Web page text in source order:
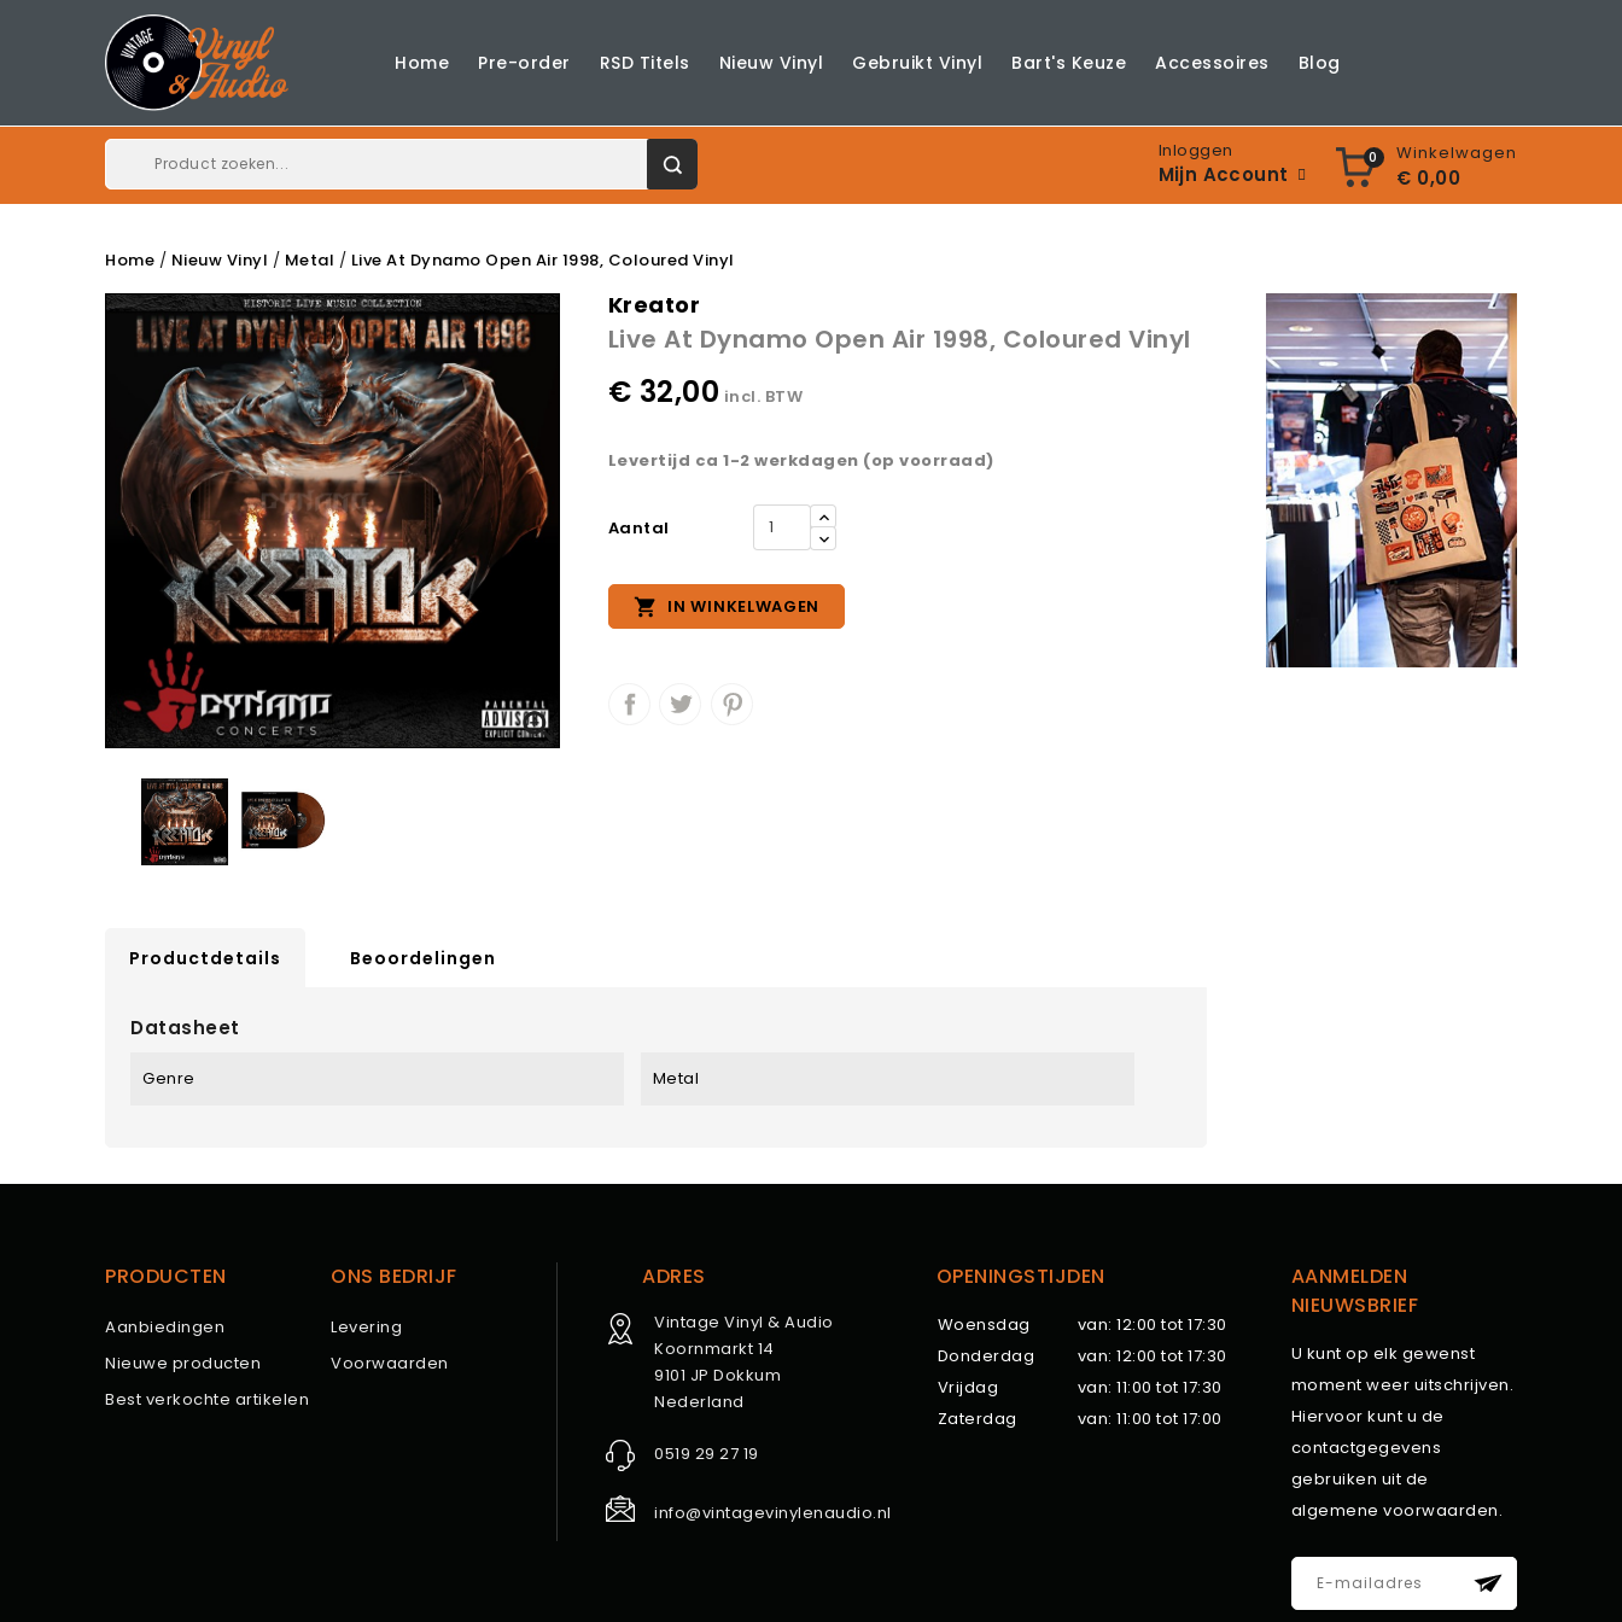
Home Pre-order RSD Titels Nieuw Vinyl Gebruikt Vinyl Bart's Keuze Accessoires Blog
0 Winkelwagen
€ 0,00
Inloggen
Mijn Account
Home Nieuw Vinyl Metal Live At Dynamo Open Air 1998, Coloured Vinyl

Kreator
Live At Dynamo Open Air 1998, Coloured Vinyl
€ 32,00 incl. BTW
Levertijd ca 1-2 werkdagen (op voorraad)
Aantal
 IN WINKELWAGEN
Productdetails Beoordelingen
Datasheet
Genre Metal
PRODUCTEN
Aanbiedingen
Nieuwe producten
Best verkochte artikelen
ONS BEDRIJF
Levering
Voorwaarden
ADRES
Vintage Vinyl & Audio
Koornmarkt 14
9101 JP Dokkum
Nederland
0519 29 27 19
info@vintagevinylenaudio.nl
OPENINGSTIJDEN
Woensdag
van: 12:00 tot 17:30
Donderdag
van: 12:00 tot 17:30
Vrijdag
van: 11:00 tot 17:30
Zaterdag
van: 11:00 tot 17:00
AANMELDEN
NIEUWSBRIEF
U kunt op elk gewenst
moment weer uitschrijven.
Hiervoor kunt u de
contactgegevens
gebruiken uit de
algemene voorwaarden.